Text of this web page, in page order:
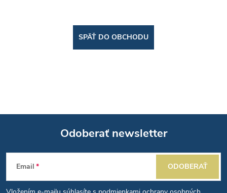
SPÄŤ DO OBCHODU
Z
á
Odoberať newsletter
Email ODOBERAŤ